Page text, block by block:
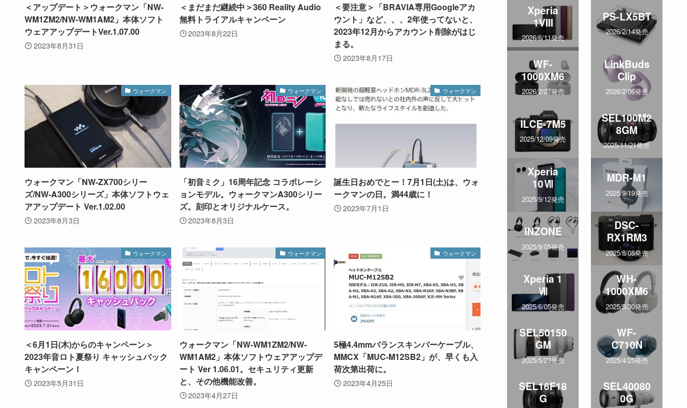
＜アップデート＞ウォークマン「NW-
WM1ZM2/NW-WM1AM2」本体ソフト
ウェアアップデートVer.1.07.00
2023年8月31日
＜まだまだ継続中＞360 Reality Audio
無料トライアルキャンペーン
2023年8月22日
＜要注意＞「BRAVIA専用Googleアカ
ウント」など、、、2年使ってないと、
2023年12月からアカウント削除がはじ
まる。
2023年8月17日
ウォークマン
ウォークマン「NW-ZX700シリー
ズ/NW-A300シリーズ」本体ソフトウェ
アアップデート Ver.1.02.00
2023年8月3日
ウォークマン
「初音ミク」16周年記念 コラボレーシ
ョンモデル。ウォークマンA300シリー
ズ。刻印とオリジナルケース。
2023年8月3日
ウォークマン
誕生日おめでとー！7月1日(土)は、ウォ
ークマンの日。満44歳に！
2023年7月1日
ウォークマン
＜6月1日(木)からのキャンペーン＞
2023年音ロト夏祭り キャッシュバック
キャンペーン！
2023年5月31日
ウォークマン
ウォークマン「NW-WM1ZM2/NW-
WM1AM2」本体ソフトウェアアップデ
ート Ver 1.06.01。セキュリティ更新
と、その他機能改善。
2023年4月27日
ウォークマン
5極4.4mmバランスキンバーケーブル、
MMCX「MUC-M12SB2」が、早くも入
荷次第出荷に。
2023年4月25日
Xperia
1VIII
2026/6/11発売
PS-LX5BT
2026/2/14発売
WF-
1000XM6
2026/2/27発売
LinkBuds
Clip
2026/2/06発売
ILCE-7M5
2025/12/09発売
SEL100M2
8GM
2025/11/21発売
Xperia
10Ⅶ
2025/9/12発売
MDR-M1
2025/9/19発売
INZONE
2025/9/05発売
DSC-
RX1RM3
2025/8/08発売
Xperia 1
Ⅶ
2025/6/05発売
WH-
1000XM6
2025/5/30発売
SEL50150
GM
2025/5/23発売
WF-
C710N
2025/4/25発売
SEL16F18
G
SEL40080
0G